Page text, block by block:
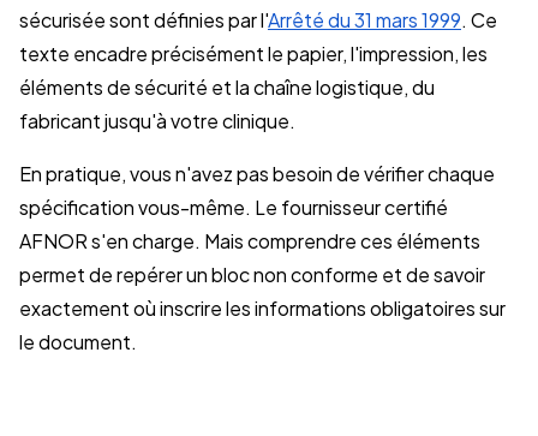
sécurisée sont définies par l'Arrêté du 31 mars 1999. Ce
texte encadre précisément le papier, l'impression, les
éléments de sécurité et la chaîne logistique, du
fabricant jusqu'à votre clinique.
En pratique, vous n'avez pas besoin de vérifier chaque
spécification vous-même. Le fournisseur certifié
AFNOR s'en charge. Mais comprendre ces éléments
permet de repérer un bloc non conforme et de savoir
exactement où inscrire les informations obligatoires sur
le document.